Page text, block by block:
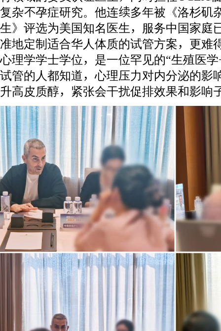
复杂不孕症研究。他连续多年被《洛杉矶
生》评选为美国知名医生，服务中国家庭
准地定制适合华人体质的试管方案，更难
心理学学士学位，是一位罕见的“生殖医
试管的人都知道，心理压力对内分泌的影
升高皮质醇，紧张会干扰促排效果和影响